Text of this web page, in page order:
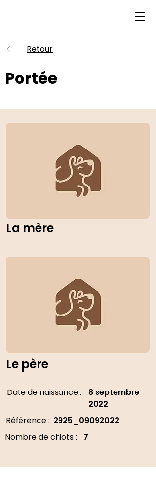
Retour
Portée
La mère
Le père
Date de naissance :
8 septembre
2022
Référence : 2925_09092022
Nombre de chiots :
7